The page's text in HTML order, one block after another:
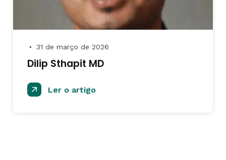
● 31 de março de 2026
Dilip Sthapit MD
Ler o artigo